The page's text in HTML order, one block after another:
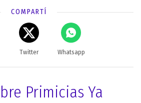
COMPARTÍ
Twitter Whatsapp
Primicias Ya